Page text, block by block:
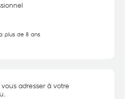
plus de 8 ans
adresser à votre